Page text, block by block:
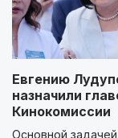
Евгению
назначили
Кинокомиссии
Основной